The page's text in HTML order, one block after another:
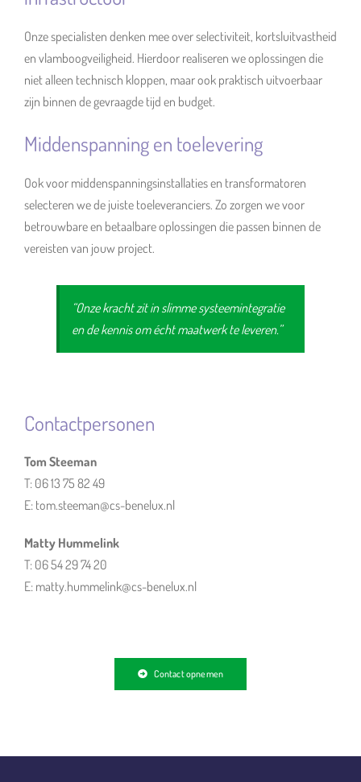
Onze specialisten denken mee over selectiviteit, kortsluitvastheid
en vlamboogveiligheid. Hierdoor realiseren we oplossingen die
niet alleen technisch kloppen, maar ook praktisch uitvoerbaar
zijn binnen de gevraagde tijd en budget.
Middenspanning en toelevering
Ook voor middenspanningsinstallaties en transformatoren
selecteren we de juiste toeleveranciers. Zo zorgen we voor
betrouwbare en betaalbare oplossingen die passen binnen de
vereisten van jouw project.
“Onze kracht zit in slimme systeemintegratie
en de kennis om écht maatwerk te leveren.”
Contactpersonen
Tom Steeman
T: 06 13 75 82 49
E: tom.steeman@cs-benelux.nl
Matty Hummelink
T: 06 54 29 74 20
E: matty.hummelink@cs-benelux.nl
Contact opnemen